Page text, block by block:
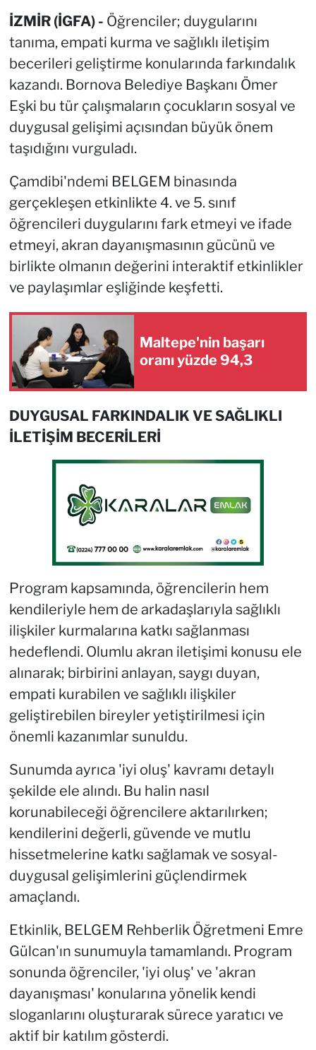
İZMİR (İGFA) - Öğrenciler; duygularını
tanıma, empati kurma ve sağlıklı iletişim
becerileri geliştirme konularında farkındalık
kazandı. Bornova Belediye Başkanı Ömer
Eşki bu tür çalışmaların çocukların sosyal ve
duygusal gelişimi açısından büyük önem
taşıdığını vurguladı.
Çamdibi'ndemi BELGEM binasında
gerçekleşen etkinlikte 4. ve 5. sınıf
öğrencileri duygularını fark etmeyi ve ifade
etmeyi, akran dayanışmasının gücünü ve
birlikte olmanın değerini interaktif etkinlikler
ve paylaşımlar eşliğinde keşfetti.
Maltepe'nin başarı
oranı yüzde 94,3
DUYGUSAL FARKINDALIK VE SAĞLIKLI
İLETİŞİM BECERİLERİ
Program kapsamında, öğrencilerin hem
kendileriyle hem de arkadaşlarıyla sağlıklı
ilişkiler kurmalarına katkı sağlanması
hedeflendi. Olumlu akran iletişimi konusu ele
alınarak; birbirini anlayan, saygı duyan,
empati kurabilen ve sağlıklı ilişkiler
geliştirebilen bireyler yetiştirilmesi için
önemli kazanımlar sunuldu.
Sunumda ayrıca 'iyi oluş' kavramı detaylı
şekilde ele alındı. Bu halin nasıl
korunabileceği öğrencilere aktarılırken;
kendilerini değerli, güvende ve mutlu
hissetmelerine katkı sağlamak ve sosyal-
duygusal gelişimlerini güçlendirmek
amaçlandı.
Etkinlik, BELGEM Rehberlik Öğretmeni Emre
Gülcan'ın sunumuyla tamamlandı. Program
sonunda öğrenciler, 'iyi oluş' ve 'akran
dayanışması' konularına yönelik kendi
sloganlarını oluşturarak sürece yaratıcı ve
aktif bir katılım gösterdi.